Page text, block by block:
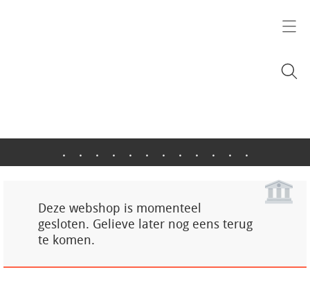
. . . . . . . . . . . .
Deze webshop is momenteel
gesloten. Gelieve later nog eens terug
te komen.